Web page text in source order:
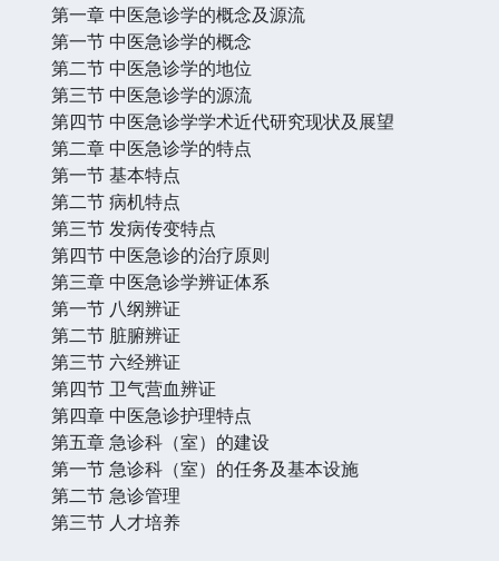
第一章 中医急诊学的概念及源流
第一节 中医急诊学的概念
第二节 中医急诊学的地位
第三节 中医急诊学的源流
第四节 中医急诊学学术近代研究现状及展望
第二章 中医急诊学的特点
第一节 基本特点
第二节 病机特点
第三节 发病传变特点
第四节 中医急诊的治疗原则
第三章 中医急诊学辨证体系
第一节 八纲辨证
第二节 脏腑辨证
第三节 六经辨证
第四节 卫气营血辨证
第四章 中医急诊护理特点
第五章 急诊科（室）的建设
第一节 急诊科（室）的任务及基本设施
第二节 急诊管理
第三节 人才培养